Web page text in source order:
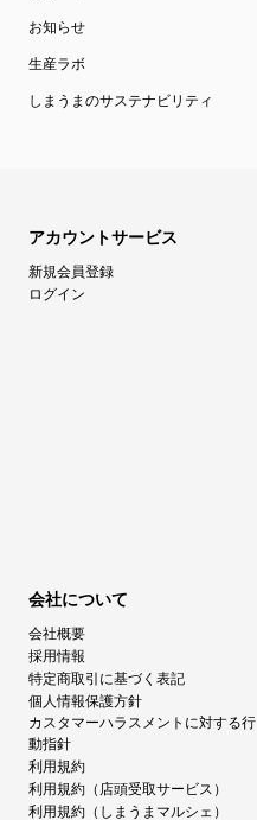
お知らせ
生産ラボ
しまうまのサステナビリティ
アカウントサービス
新規会員登録
ログイン
会社について
会社概要
採用情報
特定商取引に基づく表記
個人情報保護方針
カスタマーハラスメントに対する行
動指針
利用規約
利用規約（店頭受取サービス）
利用規約（しまうまマルシェ）